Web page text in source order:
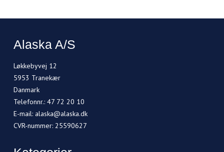
Alaska A/S
Løkkebyvej 12
5953 Tranekær
Danmark
Telefonnr.: 47 72 20 10
E-mail: alaska@alaska.dk
CVR-nummer: 25590627